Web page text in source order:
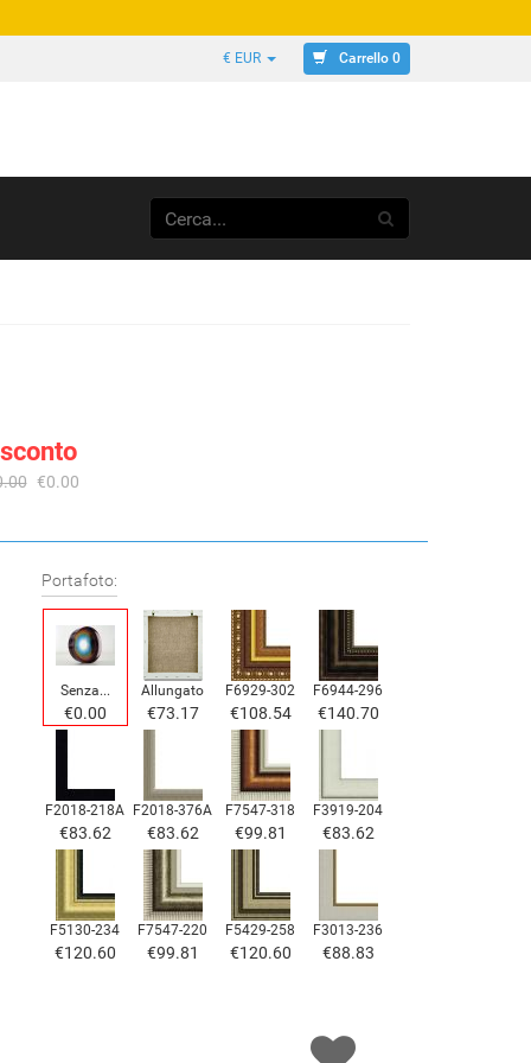
€ EUR Carrello 0
€0.00
Portafoto:
Senza...
€0.00
Allungato
€73.17
F6929-302
€108.54
F6944-296
€140.70
F2018-218A
€83.62
F2018-376A
€83.62
F7547-318
€99.81
F3919-204
€83.62
F5130-234
€120.60
F7547-220
€99.81
F5429-258
€120.60
F3013-236
€88.83
F7034-298